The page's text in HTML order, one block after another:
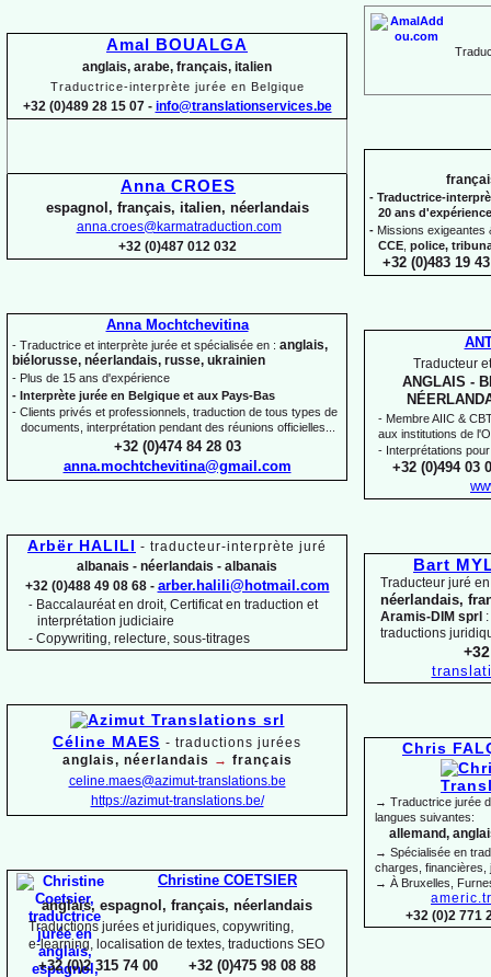
- Traductrice-
20 ans
- Missions exigeantes
CCE police,
+32 (0)483 19
Traducteur
ANGLAIS -
- Membre AIIC &
aux institutions de
- Interprétations
+32 (0)494 03
Bart
Traducteur juré en
néerlandais,
Aramis-DIM sprl
traductions
Chris
→ Traductrice jurée
langues suivantes:
allemand,
→ Spécialisée en
charges, financières,
→ À Bruxelles,
+32 (0)2 771
Amal BOUALGA
anglais, arabe, français, italien
Traductrice-interprète jurée en Belgique
+32 (0)489 28 15 07 - info@translationservices.be
Anna CROES
espagnol, français, italien, néerlandais
anna.croes@karmatraduction.com
+32 (0)487 012 032
Anna Mochtchevitina
- Traductrice et interprète jurée et spécialisée en : anglais,
biélorusse, néerlandais, russe, ukrainien
- Plus de 15 ans d'expérience
- Interprète jurée en Belgique et aux Pays-Bas
- Clients privés et professionnels, traduction de tous types de
documents, interprétation pendant des réunions officielles...
+32 (0)474 84 28 03
anna.mochtchevitina@gmail.com
Arbër HALILI - traducteur-interprète juré
albanais - néerlandais - albanais
+32 (0)488 49 08 68 - arber.halili@hotmail.com
- Baccalauréat en droit, Certificat en traduction et
interprétation judiciaire
- Copywriting, relecture, sous-titrages
Céline MAES - traductions jurées
anglais, néerlandais → français
celine.maes@azimut-translations.be
https://azimut-translations.be/
Christine COETSIER
anglais, espagnol, français, néerlandais
Traductions jurées et juridiques, copywriting,
e- learning, localisation de textes, traductions SEO
+32 (0)2 315 74 00 +32 (0)475 98 08 88